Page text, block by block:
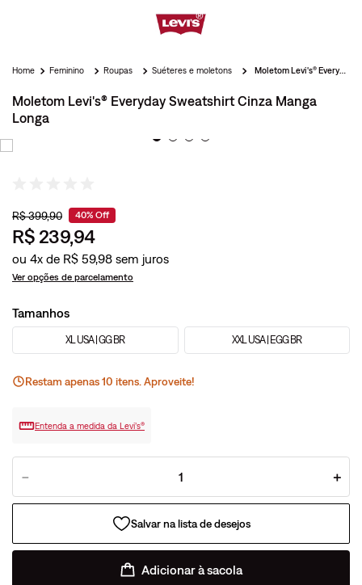
Feminino Roupas Suéteres e moletons Moletom Levi's® Everyday Sweatshirt Cinza Manga Longa
Moletom Levi's® Everyday Sweatshirt Cinza Manga
Longa
R$399,90 40% Off
R$ 239,94
ou 4x de R$ 59,98
Ver opções de parcelamento
Tamanhos
XL USA | GG BR XXL USA | EGG BR
Restam apenas10 itens. Aproveite!
Entenda a medida da Levi’s®
＋
－
Adicionar à sacola